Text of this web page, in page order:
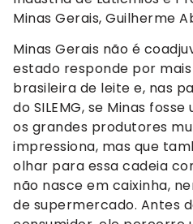
Minas Gerais, Guilherme
Minas Gerais não é
estado responde por
brasileira de leite e, nas
do SILEMG, se Minas
os grandes produtores
impressiona, mas que
olhar para essa cadeia
não nasce em caixinha,
de supermercado. Antes